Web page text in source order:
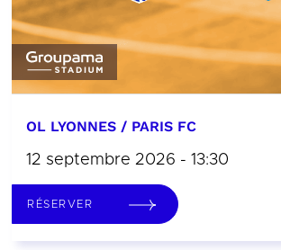
OL LYONNES / PARIS FC
12 septembre 2026 - 13:30
RÉSERVER